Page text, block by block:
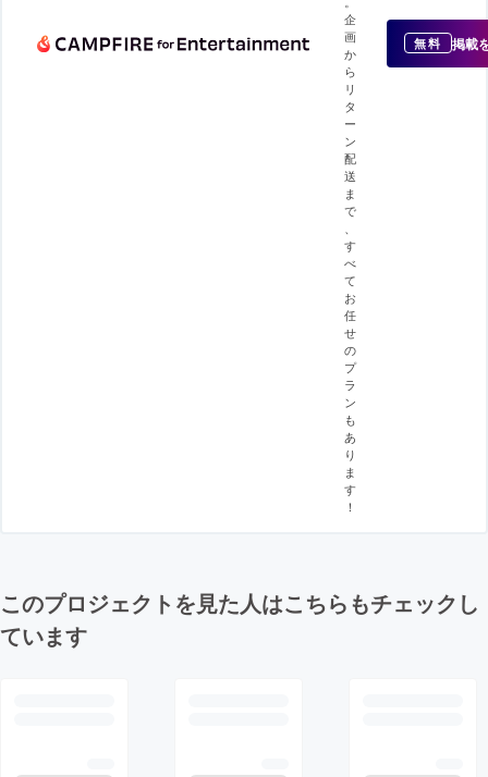
企
画
か
ら
リ
タ
ー
ン
配
送
ま
で
す
べ
て
お
任
せ
の
プ
ラ
ン
も
あ
り
ま
す
！
無料 掲載
このプロジェクトを見た人はこちらもチェックし
ています